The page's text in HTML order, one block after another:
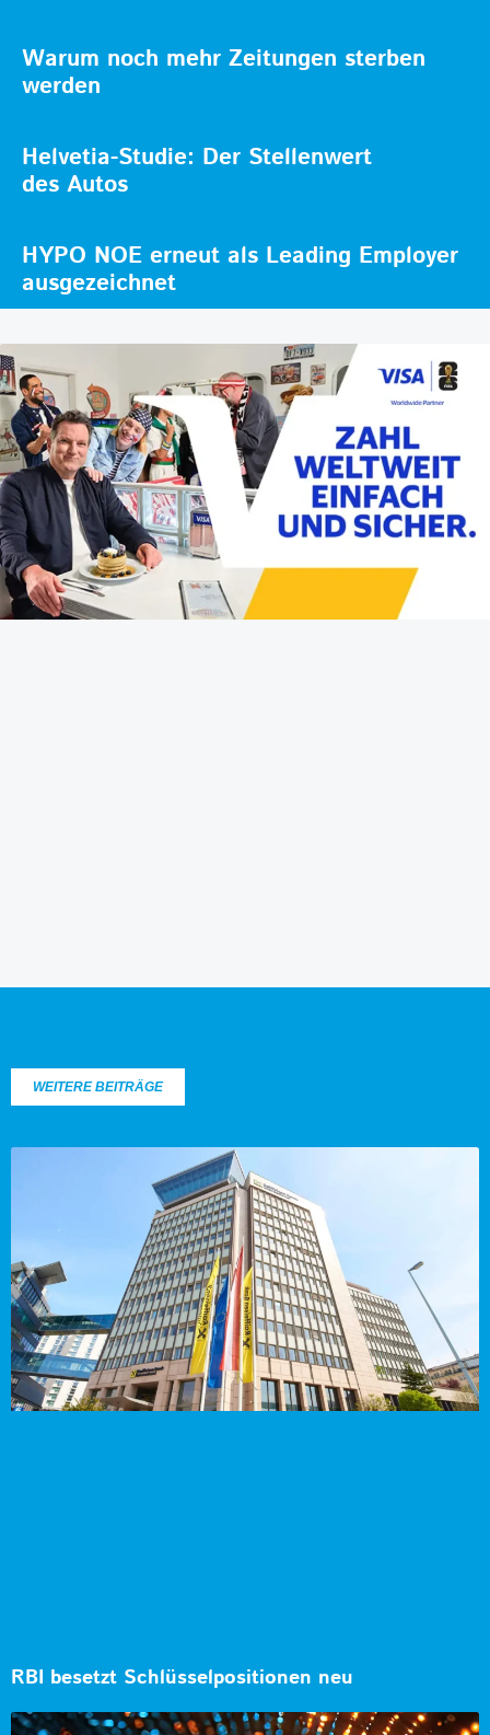
Warum noch mehr Zeitungen sterben
werden
Helvetia-Studie: Der Stellenwert
des Autos
HYPO NOE erneut als Leading Employer
ausgezeichnet
WEITERE BEITRÄGE
RBI besetzt Schlüsselpositionen neu